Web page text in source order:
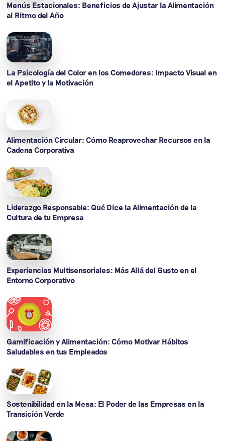
Menús Estacionales: Beneficios de Ajustar la Alimentación
al Ritmo del Año
La Psicología del Color en los Comedores: Impacto Visual en
el Apetito y la Motivación
Alimentación Circular: Cómo Reaprovechar Recursos en la
Cadena Corporativa
Liderazgo Responsable: Qué Dice la Alimentación de la
Cultura de tu Empresa
Experiencias Multisensoriales: Más Allá del Gusto en el
Entorno Corporativo
Gamificación y Alimentación: Cómo Motivar Hábitos
Saludables en tus Empleados
Sostenibilidad en la Mesa: El Poder de las Empresas en la
Transición Verde